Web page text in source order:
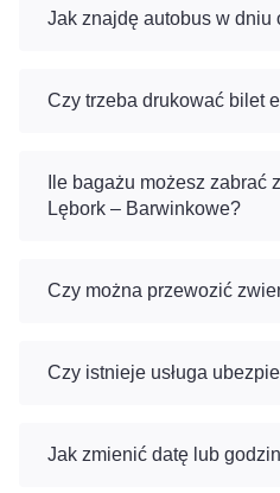
Jak znajdę autobus w dniu
Czy trzeba drukować bilet
Ile bagażu możesz zabrać
Lębork – Barwinkowe?
Czy można przewozić
Czy istnieje usługa
Jak zmienić datę lub